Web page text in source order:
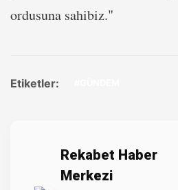
ordusuna sahibiz."
Etiketler:
Rekabet Haber
Merkezi